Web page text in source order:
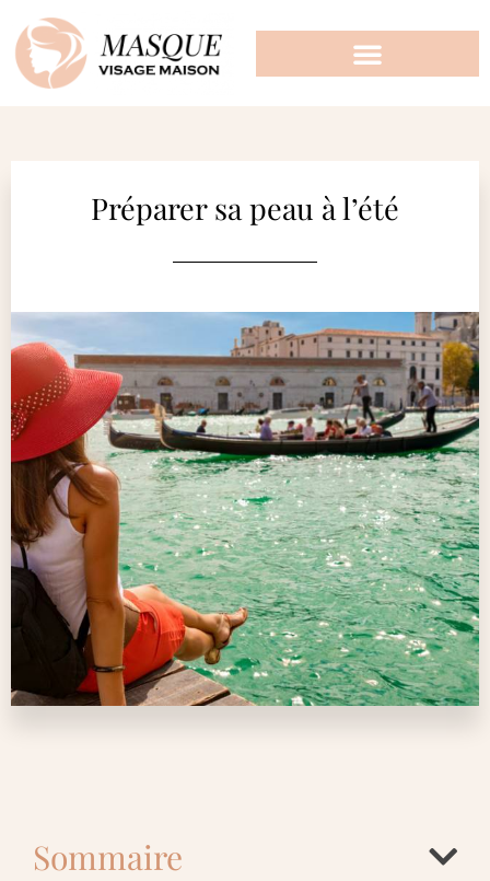
Préparer sa peau à l’été
Sommaire